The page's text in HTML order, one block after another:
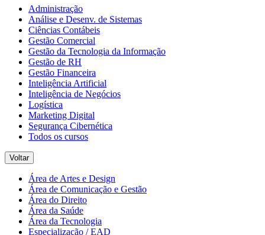
Administração
Análise e Desenv. de Sistemas
Ciências Contábeis
Gestão Comercial
Gestão da Tecnologia da Informação
Gestão de RH
Gestão Financeira
Inteligência Artificial
Inteligência de Negócios
Logística
Marketing Digital
Segurança Cibernética
Todos os cursos
Voltar
Área de Artes e Design
Área de Comunicação e Gestão
Área do Direito
Área da Saúde
Área da Tecnologia
Especialização / EAD